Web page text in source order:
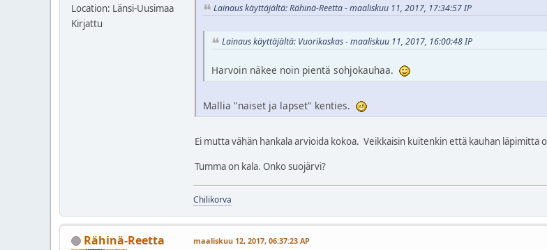
Location: Länsi-Uusimaa
Kirjattu
Lainaus käyttäjältä: Rähinä-Reetta - maaliskuu 11, 2017, 17:34:57 IP
Lainaus käyttäjältä: Vuorikaskas - maaliskuu 11, 2017, 16:00:48 IP
Harvoin näkee noin pientä sohjokauhaa.
Mallia "naiset ja lapset" kenties.
Ei mutta vähän hankala arvioida kokoa. Veikkaisin kuitenkin että kauhan läpimitta
Tumma on kala. Onko suojärvi?
Chilikorva
Rähinä-Reetta maaliskuu 12, 2017, 06:37:23 AP